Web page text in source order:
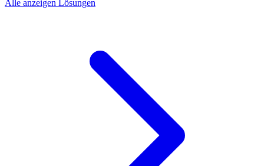
Alle anzeigen Lösungen